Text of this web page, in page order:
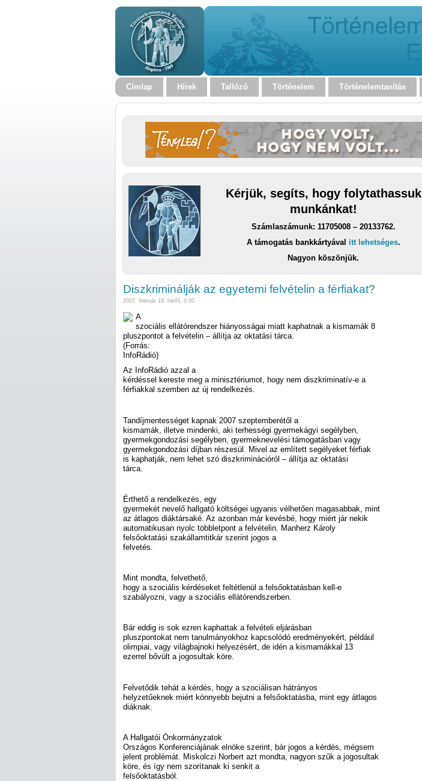
Címlap Hírek Tallózó Történelem Történelemtanítás
Kérjük, segíts, hogy folytathassuk
munkánkat!
Számlaszámunk: 11705008 – 20133762.
A támogatás bankkártyával itt lehetséges.
Nagyon köszönjük.
Diszkriminálják az egyetemi felvételin a férfiakat?
2007. február 19. hétfő, 0:00
A
szociális ellátórendszer hiányosságai miatt kaphatnak a kismamák 8
pluszpontot a felvételin – állítja az oktatási tárca.
(Forrás:
InfoRádió)
Az InfoRádió azzal a
kérdéssel kereste meg a minisztériumot, hogy nem diszkriminatív-e a
férfiakkal szemben az új rendelkezés.
Tandíjmentességet kapnak 2007 szeptemberétől a
kismamák, illetve mindenki, aki terhességi gyermekágyi segélyben,
gyermekgondozási segélyben, gyermeknevelési támogatásban vagy
gyermekgondozási díjban részesül. Mivel az említett segélyeket férfiak
is kaphatják, nem lehet szó diszkriminációról – állítja az oktatási
tárca.
Érthető a rendelkezés, egy
gyermekét nevelő hallgató költségei ugyanis vélhetően magasabbak, mint
az átlagos diáktársaké. Az azonban már kevésbé, hogy miért jár nekik
automatikusan nyolc többletpont a felvételin. Manherz Károly
felsőoktatási szakállamtitkár szerint jogos a
felvetés.
Mint mondta, felvethető,
hogy a szociális kérdéseket feltétlenül a felsőoktatásban kell-e
szabályozni, vagy a szociális ellátórendszerben.
Bár eddig is sok ezren kaphattak a felvételi eljárásban
pluszpontokat nem tanulmányokhoz kapcsolódó eredményekért, például
olimpiai, vagy világbajnoki helyezésért, de idén a kismamákkal 13
ezerrel bővült a jogosultak köre.
Felvetődik tehát a kérdés, hogy a szociálisan hátrányos
helyzetűeknek miért könnyebb bejutni a felsőoktatásba, mint egy átlagos
diáknak.
A Hallgatói Önkormányzatok
Országos Konferenciájának elnöke szerint, bár jogos a kérdés, mégsem
jelent problémát. Miskolczi Norbert azt mondta, nagyon szűk a jogosultak
köre, és így nem szorítanak ki senkit a
felsőoktatásból.